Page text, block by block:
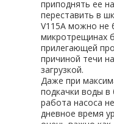
приподнять ее
переставить в
V115A можно не
микротрещинах
прилегающей
причиной течи
загрузкой.
Даже при
подкачки воды в
работа насоса
дневное время